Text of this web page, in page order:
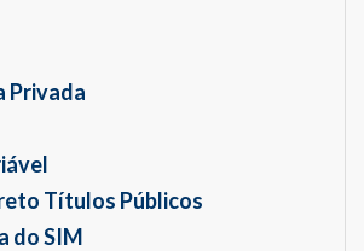
Privada
Títulos Públicos
do SIM